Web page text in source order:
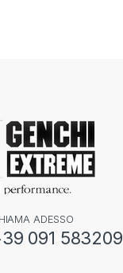
ADESSO
091 583209